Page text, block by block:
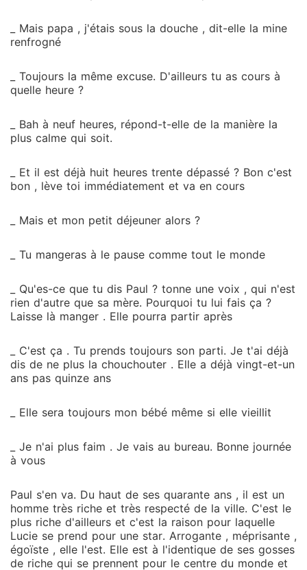
_ Mais papa , j'étais sous la douche , dit-elle la mine
renfrogné
_ Toujours la même excuse. D'ailleurs tu as cours à
quelle heure ?
_ Bah à neuf heures, répond-t-elle de la manière la
plus calme qui soit.
_ Et il est déjà huit heures trente dépassé ? Bon c'est
bon , lève toi immédiatement et va en cours
_ Mais et mon petit déjeuner alors ?
_ Tu mangeras à le pause comme tout le monde
_ Qu'es-ce que tu dis Paul ? tonne une voix , qui n'est
rien d'autre que sa mère. Pourquoi tu lui fais ça ?
Laisse là manger . Elle pourra partir après
_ C'est ça . Tu prends toujours son parti. Je t'ai déjà
dis de ne plus la chouchouter . Elle a déjà vingt-et-un
ans pas quinze ans
_ Elle sera toujours mon bébé même si elle vieillit
_ Je n'ai plus faim . Je vais au bureau. Bonne journée
à vous
Paul s'en va. Du haut de ses quarante ans , il est un
homme très riche et très respecté de la ville. C'est le
plus riche d'ailleurs et c'est la raison pour laquelle
Lucie se prend pour une star. Arrogante , méprisante ,
égoïste , elle l'est. Elle est à l'identique de ses gosses
de riche qui se prennent pour le centre du monde et